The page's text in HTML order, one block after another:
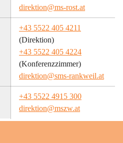
direktion@ms-rost.at
+43 5522 405 4211
(Direktion)
+43 5522 405 4224
(Konferenzzimmer)
direktion@sms-rankweil.at
+43 5522 4915 300
direktion@mszw.at